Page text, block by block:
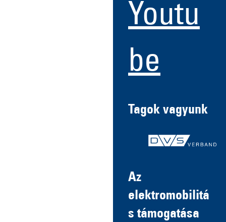
Youtu
be
Tagok vagyunk
Az
elektromobilitá
s támogatása